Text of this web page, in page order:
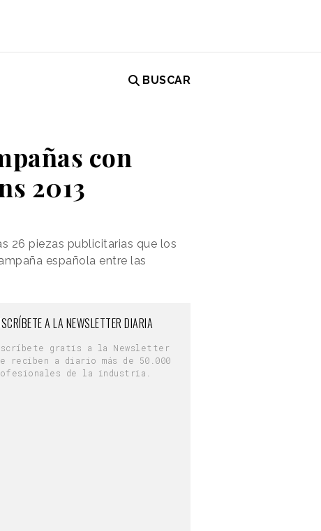
BUSCAR
con
2013
26 piezas publicitarias que los
española entre las
A LA NEWSLETTER DIARIA
gratis a la Newsletter
reciben a diario más de 50.000
de la industria.